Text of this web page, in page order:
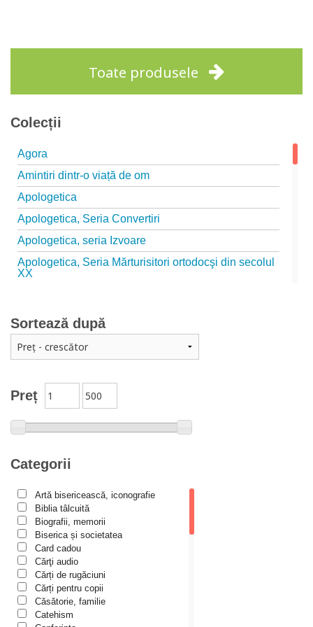
Toate produsele
Colecții
Agora
Amintiri dintr-o viață de om
Apologetica
Apologetica, Seria Convertiri
Apologetica, seria Izvoare
Apologetica, Seria Mărturisitori ortodocşi din secolul
XX
Arta creștină
Audio Book-uri
Biblia în actualitate
Biblioteca Paisiană – Seria Antologie psaltică
Biblioteca Paisiană – Seria Scrieri
Biblioteca Paisiana – Seria Studii
Bioetică, Biopolitică
Călăuze duhovnicești
Cartea de povești
Colecția Prichindel
Copii în siguranță
Copilăria copilului creștin
Cuvinte către tineri
Cuvioși stareți de la Optina
Preț
Categorii
Artă bisericească, iconografie
Biblia tâlcuită
Biografii, memorii
Biserica și societatea
Card cadou
Cărţi audio
Cărți de rugăciuni
Cărți pentru copii
Căsătorie, familie
Catehism
Sortează după